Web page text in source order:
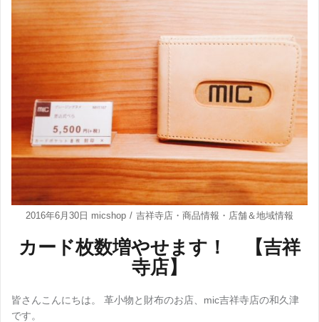
2016年6月30日 micshop 吉祥寺店 ・ 商品情報 ・ 店舗＆地域情報
カード枚数増やせます！ 【吉祥
寺店】
皆さんこんにちは。 革小物と財布のお店、mic吉祥寺店の和久津
です。